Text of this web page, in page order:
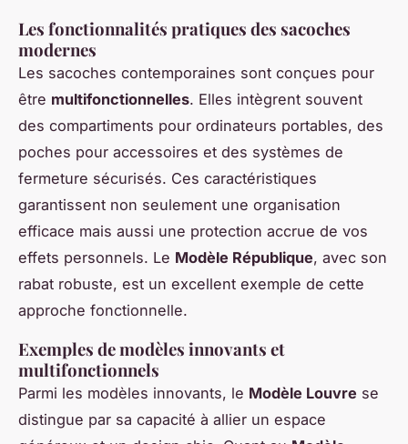
Les fonctionnalités pratiques des sacoches
modernes
Les sacoches contemporaines sont conçues pour
être multifonctionnelles. Elles intègrent souvent
des compartiments pour ordinateurs portables, des
poches pour accessoires et des systèmes de
fermeture sécurisés. Ces caractéristiques
garantissent non seulement une organisation
efficace mais aussi une protection accrue de vos
effets personnels. Le Modèle République, avec son
rabat robuste, est un excellent exemple de cette
approche fonctionnelle.
Exemples de modèles innovants et
multifonctionnels
Parmi les modèles innovants, le Modèle Louvre se
distingue par sa capacité à allier un espace